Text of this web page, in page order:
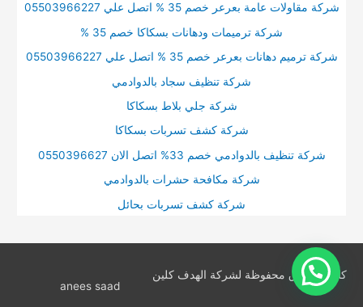
شركة مقاولات عامة بعرعر خصم 35 % اتصل علي 05503966227
شركة ترميمات ودهانات بسكاكا خصم 35 %
شركة ترميم دهانات بعرعر خصم 35 % اتصل علي 05503966227
شركة تنظيف سجاد بالدوادمي
شركة جلي بلاط بسكاكا
شركة كشف تسربات بسكاكا
شركة تنظيف بالدوادمي خصم 33% اتصل الان 0550396627
شركة مكافحة حشرات بالدوادمي
شركة كشف تسربات بحائل
كافة الحقوق محفوظة لشركة الهدف كلين
anees saad